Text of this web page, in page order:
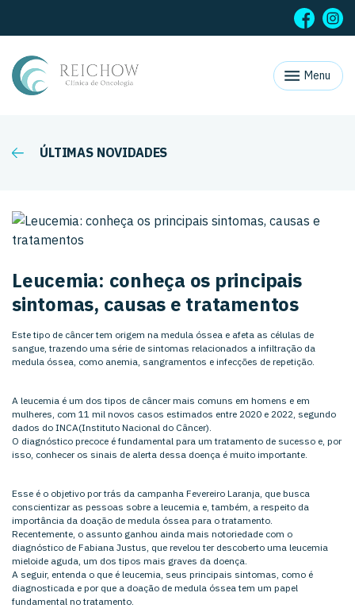
Menu
ÚLTIMAS NOVIDADES
Leucemia: conheça os principais
sintomas, causas e tratamentos
Este tipo de câncer tem origem na medula óssea e afeta as células de
sangue, trazendo uma série de sintomas relacionados a infiltração da
medula óssea, como anemia, sangramentos e infecções de repetição.
A leucemia é um dos tipos de câncer mais comuns em homens e em
mulheres, com 11 mil novos casos estimados entre 2020 e 2022, segundo
dados do INCA(Instituto Nacional do Câncer).
O diagnóstico precoce é fundamental para um tratamento de sucesso e, por
isso, conhecer os sinais de alerta dessa doença é muito importante.
Esse é o objetivo por trás da campanha Fevereiro Laranja, que busca
conscientizar as pessoas sobre a leucemia e, também, a respeito da
importância da doação de medula óssea para o tratamento.
Recentemente, o assunto ganhou ainda mais notoriedade com o
diagnóstico de Fabiana Justus, que revelou ter descoberto uma leucemia
mieloide aguda, um dos tipos mais graves da doença.
A seguir, entenda o que é leucemia, seus principais sintomas, como é
diagnosticada e por que a doação de medula óssea tem um papel
fundamental no tratamento.